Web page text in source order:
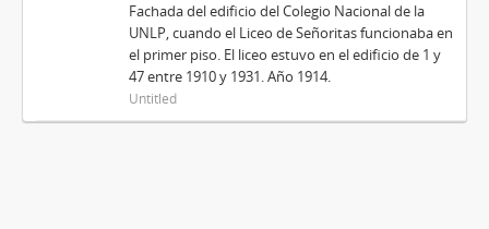
Fachada del edificio del Colegio Nacional de la
UNLP, cuando el Liceo de Señoritas funcionaba en
el primer piso. El liceo estuvo en el edificio de 1 y
47 entre 1910 y 1931. Año 1914.
Untitled